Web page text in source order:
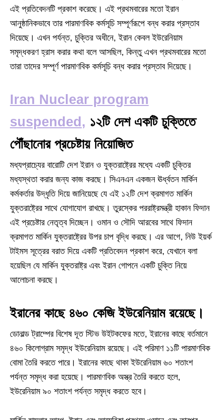
এই প্রতিবেদনটি প্রকাশ করেছে। এই প্রথমবারের মতো ইরান
আনুষ্ঠানিকভাবে তার পারমাণবিক কর্মসূচি সম্পূর্ণরূপে বন্ধ করার প্রস্তাব
দিয়েছে। এখন পর্যন্ত, চুক্তির অধীনে, ইরান কেবল ইউরেনিয়াম
সমৃদ্ধকরণ হ্রাস করার কথা বলে আসছিল, কিন্তু এখন প্রথমবারের মতো
তারা তাদের সম্পূর্ণ পারমাণবিক কর্মসূচি বন্ধ করার প্রস্তাব দিয়েছে।
Iran Nuclear program
suspended , ১২টি দেশ একটি চুক্তিতে
পৌঁছানোর প্রচেষ্টায় নিয়োজিত
মধ্যপ্রাচ্যের বারোটি দেশ ইরান ও যুক্তরাষ্ট্রের মধ্যে একটি চুক্তির
মধ্যস্থতা করার জন্য কাজ করছে। সিএনএন একজন ঊর্ধ্বতন মার্কিন
কর্মকর্তার উদ্ধৃতি দিয়ে জানিয়েছে যে এই ১২টি দেশ ক্রমাগত মার্কিন
যুক্তরাষ্ট্রের সাথে যোগাযোগ রাখছে। তুরস্কের পররাষ্ট্রমন্ত্রী হাকান ফিদান
এই প্রচেষ্টার নেতৃত্ব দিচ্ছেন। ওমান ও সৌদি আরবের সাথে ফিদান
ক্রমাগত মার্কিন যুক্তরাষ্ট্রের উপর চাপ বৃদ্ধি করছে। এর আগে, নিউ ইয়র্ক
টাইমস সূত্রের বরাত দিয়ে একটি প্রতিবেদন প্রকাশ করে, যেখানে বলা
হয়েছিল যে মার্কিন যুক্তরাষ্ট্র এবং ইরান গোপনে একটি চুক্তি নিয়ে
আলোচনা করছে।
ইরানের কাছে ৪৬০ কেজি ইউরেনিয়াম রয়েছে।
ডোনাল্ড ট্রাম্পের বিশেষ দূত স্টিভ উইটকফের মতে, ইরানের কাছে বর্তমানে
৪৬০ কিলোগ্রাম সমৃদ্ধ ইউরেনিয়াম রয়েছে। এই পরিমাণ ১১টি পারমাণবিক
বোমা তৈরি করতে পারে। ইরানের কাছে থাকা ইউরেনিয়াম ৬০ শতাংশ
পর্যন্ত সমৃদ্ধ করা হয়েছে। পারমাণবিক অস্ত্র তৈরি করতে হলে,
ইউরেনিয়াম ৯০ শতাংশ পর্যন্ত সমৃদ্ধ করতে হবে।